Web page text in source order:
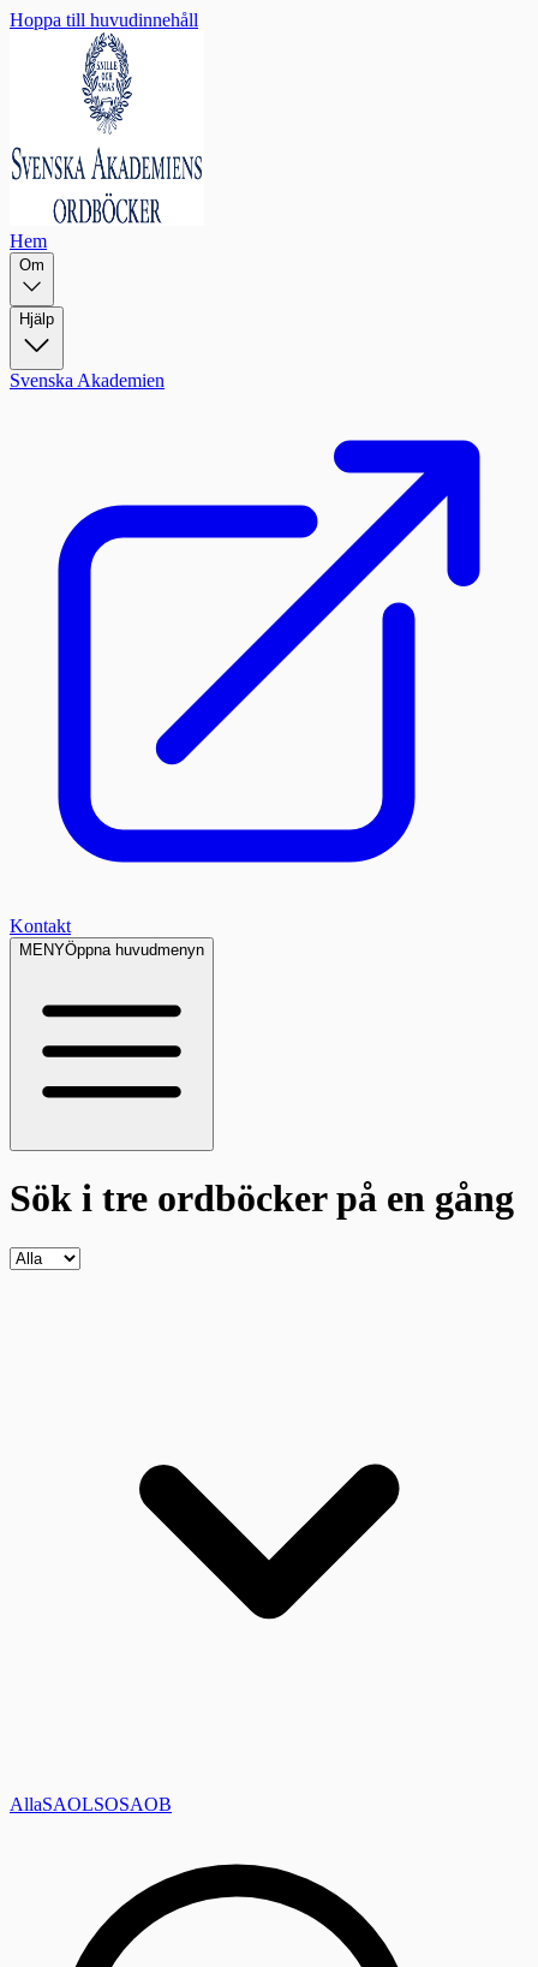
Hoppa till huvudinnehåll
Hem
Om
Hjälp
Svenska Akademien
Kontakt
MENYÖppna huvudmenyn
Sök i tre ordböckerpå en gång
AllaSAOLSOSAOB